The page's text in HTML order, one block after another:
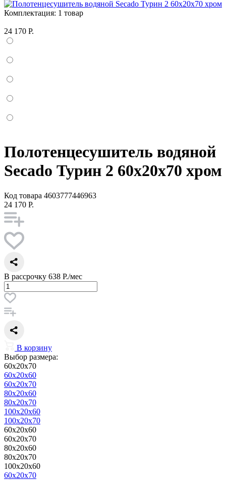
Комплектация: 1 товар
24 170 Р.
Полотенцесушитель водяной
Secado Турин 2 60x20x70 хром
Код товара 4603777446963
24 170 Р.
В рассрочку 638 Р./мес
В корзину
Выбор размера:
60x20x70
60x20x60
60x20x70
80x20x60
80x20x70
100x20x60
100x20x70
60x20x60
60x20x70
80x20x60
80x20x70
100x20x60
60x20x70